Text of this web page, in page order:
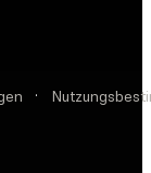
·